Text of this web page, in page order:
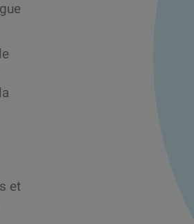
et